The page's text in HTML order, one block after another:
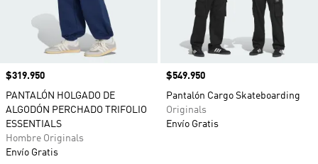
Precio
$319.950
PANTALÓN HOLGADO DE
ALGODÓN PERCHADO TRIFOLIO
ESSENTIALS
Hombre Originals
Envío Gratis
Precio
$549.950
Pantalón Cargo Skateboarding
Originals
Envío Gratis